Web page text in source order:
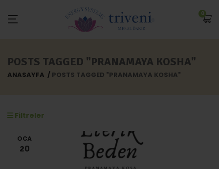
0
POSTS TAGGED "PRANAMAYA KOSHA"
ANASAYFA POSTS TAGGED "PRANAMAYA KOSHA"
Filtreler
OCA
20